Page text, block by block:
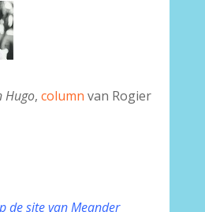
Hugo, column van Rogier
de site van Meander